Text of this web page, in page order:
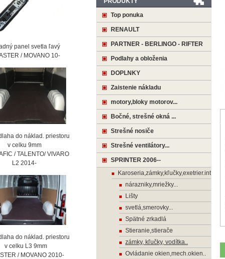
Top ponuka
RENAULT
PARTNER - BERLINGO - RIFTER
Podlahy a obloženia
DOPLNKY
Zaistenie nákladu
motory,bloky motorov...
Bočné, strešné okná ...
Strešné nosiče
Strešné ventilátory...
SPRINTER 2006--
Karoseria,zámky,kľučky,exetrier.interier
nárazniky,mriežky...
Lišty
svetlá,smerovky...
Spätné zrkadlá
Stieranie,stierače
zámky, kľučky, vodítka..
Ovládanie okien,mech.okien..
panel svetla ľavý
/ MOVANO 10-
do náklad. priestoru
9mm
/ TALENTO/ VIVARO
2014-
do náklad. priestoru
L3 9mm
/ MOVANO 2010-